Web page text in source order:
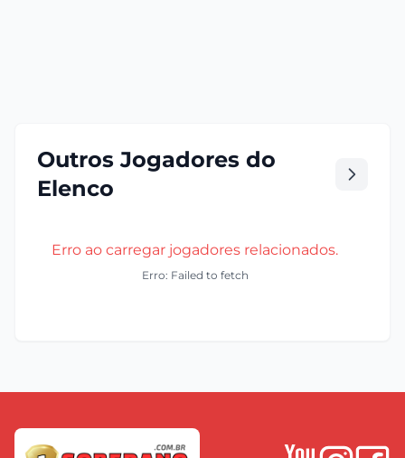
Outros Jogadores do
Elenco
Erro ao carregar jogadores relacionados.
Erro: Failed to fetch